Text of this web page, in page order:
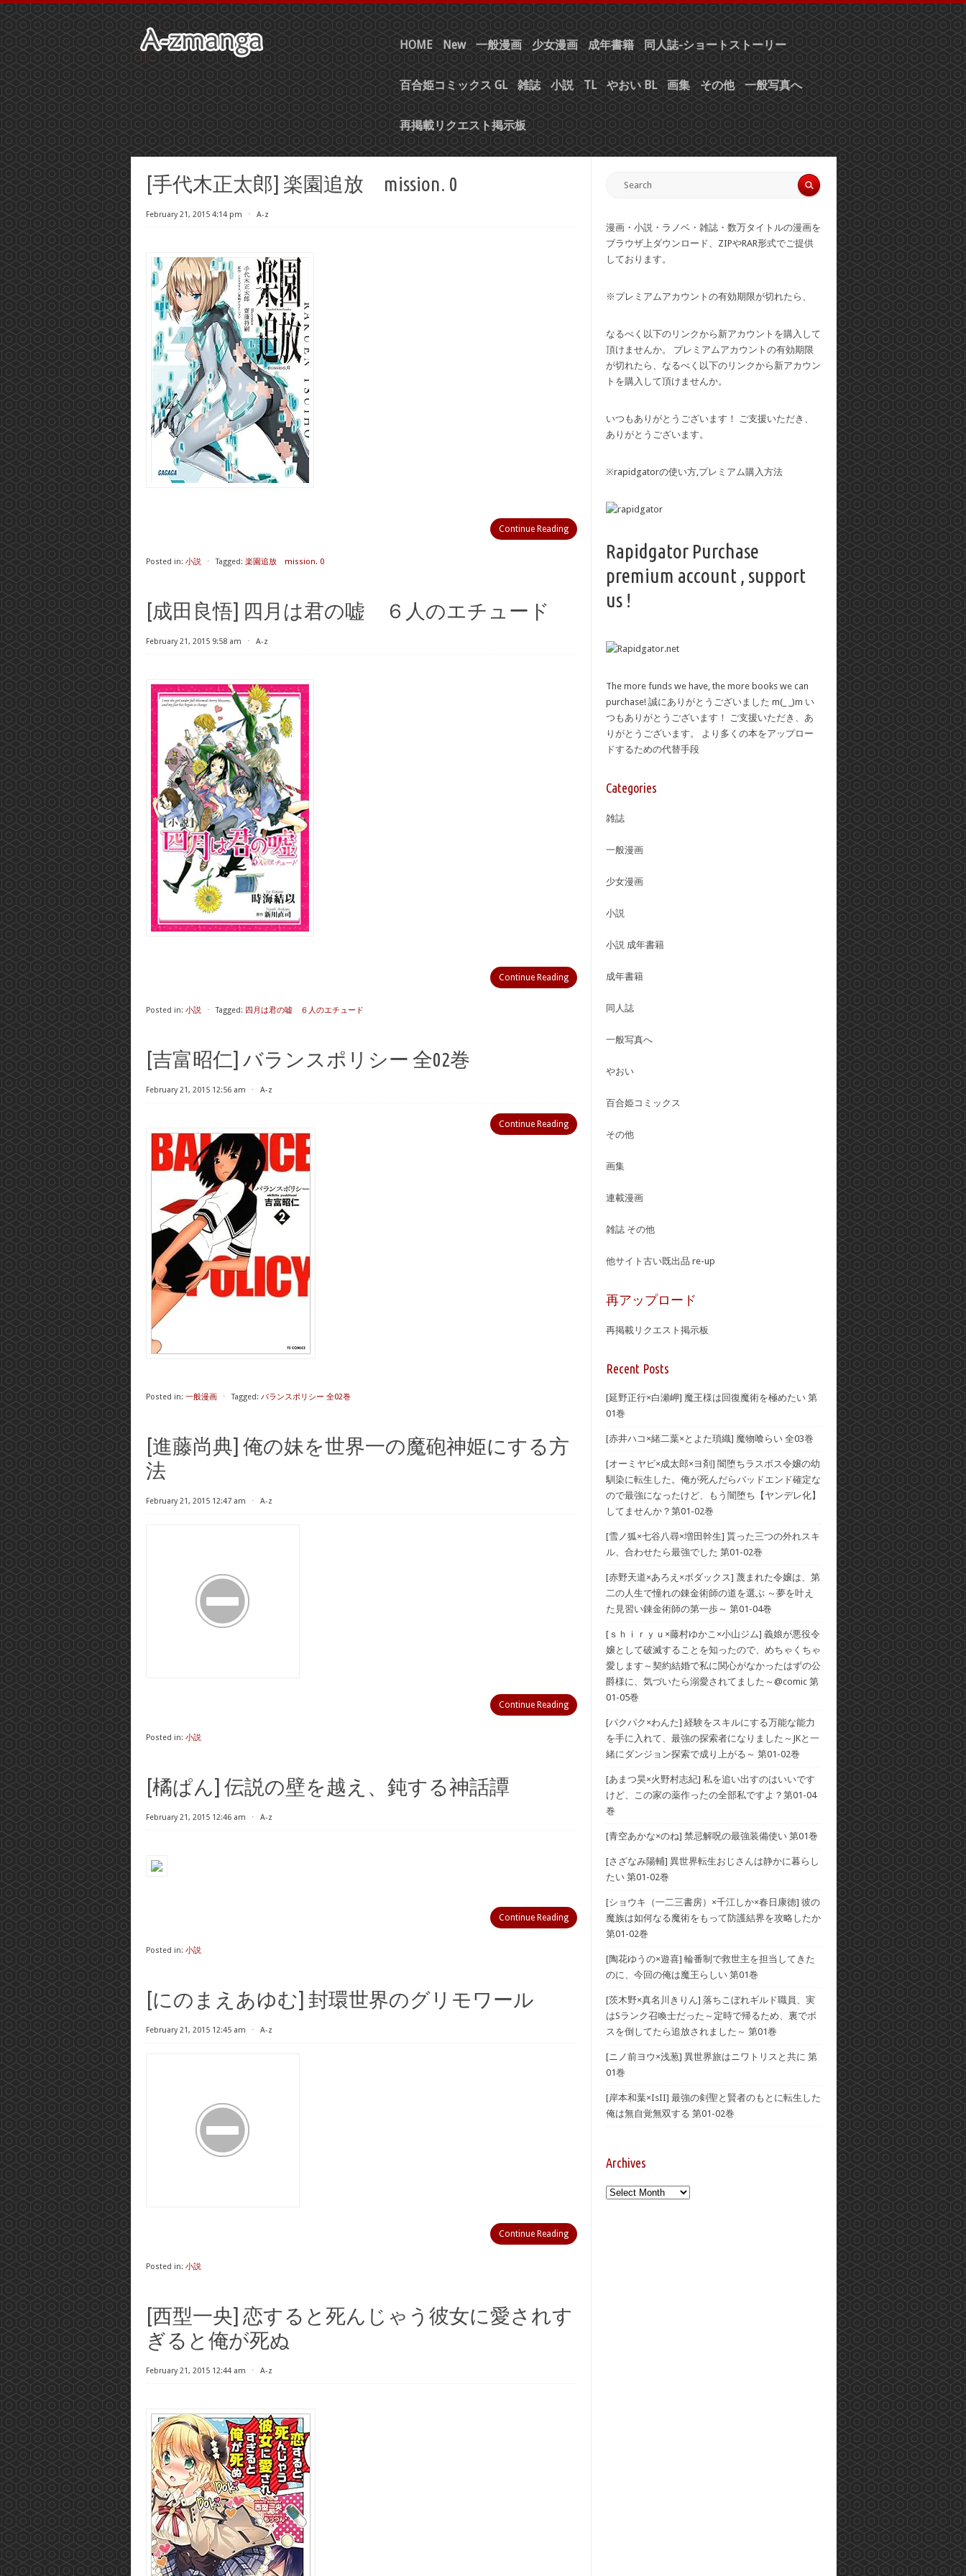
HOME New 一般漫画 少女漫画 成年書籍 同人誌-ショートストーリー
百合姫コミックス GL 雑誌 小説 TL やおい BL 画集 その他 一般写真へ
再掲載リクエスト掲示板
[手代木正太郎] 楽園追放 mission. 0
February 21, 2015 4:14 pm ⋅ A-z
Continue Reading
Posted in: 小説 ⋅ Tagged: 楽園追放 mission. 0
[成田良悟] 四月は君の嘘 ６人のエチュード
February 21, 2015 9:58 am ⋅ A-z
Continue Reading
Posted in: 小説 ⋅ Tagged: 四月は君の嘘 ６人のエチュード
[吉富昭仁] バランスポリシー 全02巻
February 21, 2015 12:56 am ⋅ A-z
Continue Reading
Posted in: 一般漫画 ⋅ Tagged: バランスポリシー 全02巻
[進藤尚典] 俺の妹を世界一の魔砲神姫にする方
法
February 21, 2015 12:47 am ⋅ A-z
Continue Reading
Posted in: 小説
[橘ぱん] 伝説の壁を越え、鈍する神話譚
February 21, 2015 12:46 am ⋅ A-z
Continue Reading
Posted in: 小説
[にのまえあゆむ] 封環世界のグリモワール
February 21, 2015 12:45 am ⋅ A-z
Continue Reading
Posted in: 小説
[西型一央] 恋すると死んじゃう彼女に愛されす
ぎると俺が死ぬ
February 21, 2015 12:44 am ⋅ A-z
漫画・小説・ラノベ・雑誌・数万タイトルの漫画を
ブラウザ上ダウンロード、ZIPやRAR形式でご提供
しております。
※プレミアムアカウントの有効期限が切れたら、
なるべく以下のリンクから新アカウントを購入して
頂けませんか。 プレミアムアカウントの有効期限
が切れたら、なるべく以下のリンクから新アカウン
トを購入して頂けませんか。
いつもありがとうございます！ ご支援いただき、
ありがとうございます。
※rapidgatorの使い方,プレミアム購入方法
Rapidgator Purchase
premium account , support
us !
The more funds we have, the more books we can
purchase! 誠にありがとうございました m(_ _)m い
つもありがとうございます！ ご支援いただき、あ
りがとうございます。 より多くの本をアップロー
ドするための代替手段
Categories
雑誌
一般漫画
少女漫画
小説
小説 成年書籍
成年書籍
同人誌
一般写真へ
やおい
百合姫コミックス
その他
画集
連載漫画
雑誌 その他
他サイト古い既出品 re-up
再アップロード
再掲載リクエスト掲示板
Recent Posts
[延野正行×白瀬岬] 魔王様は回復魔術を極めたい 第
01巻
[赤井ハコ×緒二葉×とよた瑣織] 魔物喰らい 全03巻
[オーミヤビ×成太郎×ヨ剤] 闇堕ちラスボス令嬢の幼
馴染に転生した。俺が死んだらバッドエンド確定な
ので最強になったけど、もう闇堕ち【ヤンデレ化】
してませんか？第01-02巻
[雪ノ狐×七谷八尋×増田幹生] 貰った三つの外れスキ
ル、合わせたら最強でした 第01-02巻
[赤野天道×あろえ×ボダックス] 蔑まれた令嬢は、第
二の人生で憧れの錬金術師の道を選ぶ ～夢を叶え
た見習い錬金術師の第一歩～ 第01-04巻
[ｓｈｉｒｙｕ×藤村ゆかこ×小山ジム] 義娘が悪役令
嬢として破滅することを知ったので、めちゃくちゃ
愛します～契約結婚で私に関心がなかったはずの公
爵様に、気づいたら溺愛されてました～@comic 第
01-05巻
[パクパク×わんた] 経験をスキルにする万能な能力
を手に入れて、最強の探索者になりました～JKと一
緒にダンジョン探索で成り上がる～ 第01-02巻
[あまつ昊×火野村志紀] 私を追い出すのはいいです
けど、この家の薬作ったの全部私ですよ？第01-04
巻
[青空あかな×のね] 禁忌解呪の最強装備使い 第01巻
[さざなみ陽輔] 異世界転生おじさんは静かに暮らし
たい 第01-02巻
[ショウキ（一二三書房）×千江しか×春日康徳] 彼の
魔族は如何なる魔術をもって防護結界を攻略したか
第01-02巻
[陶花ゆうの×遊喜] 輪番制で救世主を担当してきた
のに、今回の俺は魔王らしい 第01巻
[茨木野×真名川きりん] 落ちこぼれギルド職員、実
はSランク召喚士だった～定時で帰るため、裏でボ
スを倒してたら追放されました～ 第01巻
[ニノ前ヨウ×浅葱] 異世界旅はニワトリスと共に 第
01巻
[岸本和葉×IsII] 最強の剣聖と賢者のもとに転生した
俺は無自覚無双する 第01-02巻
Archives
Archives